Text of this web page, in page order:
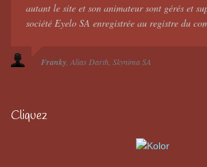
autant le site et son animateur sont gérés et
société Eyelo SA enregistrée au registre du
Franky Alias Darth Skynima SA
Cliquez